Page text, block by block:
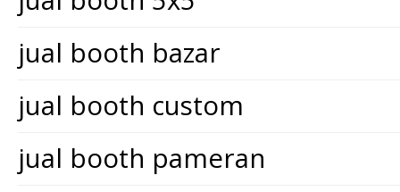
jual booth bazar
jual booth custom
jual booth pameran